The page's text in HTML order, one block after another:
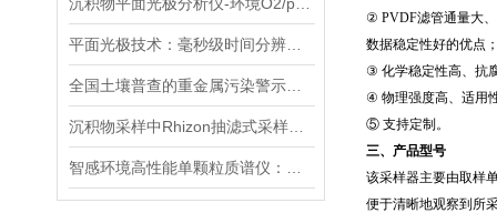
② PVDF滤管通量大
数据稳定性好的优点
③ 化学稳定性高、抗
④ 物理强度高、适用
⑤ 支持定制。
三、产品型号
该采样器主要由取样
便于清晰地观察到所